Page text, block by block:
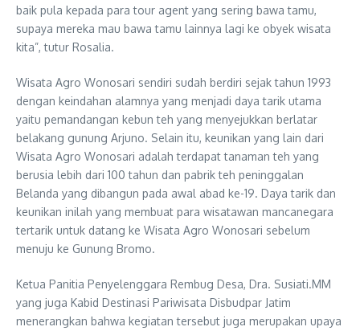
baik pula kepada para tour agent yang sering bawa tamu,
supaya mereka mau bawa tamu lainnya lagi ke obyek wisata
kita”, tutur Rosalia.
Wisata Agro Wonosari sendiri sudah berdiri sejak tahun 1993
dengan keindahan alamnya yang menjadi daya tarik utama
yaitu pemandangan kebun teh yang menyejukkan berlatar
belakang gunung Arjuno. Selain itu, keunikan yang lain dari
Wisata Agro Wonosari adalah terdapat tanaman teh yang
berusia lebih dari 100 tahun dan pabrik teh peninggalan
Belanda yang dibangun pada awal abad ke-19. Daya tarik dan
keunikan inilah yang membuat para wisatawan mancanegara
tertarik untuk datang ke Wisata Agro Wonosari sebelum
menuju ke Gunung Bromo.
Ketua Panitia Penyelenggara Rembug Desa, Dra. Susiati.MM
yang juga Kabid Destinasi Pariwisata Disbudpar Jatim
menerangkan bahwa kegiatan tersebut juga merupakan upaya